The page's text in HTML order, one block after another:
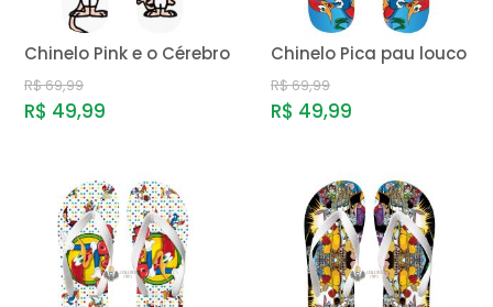
Chinelo Pink e o Cérebro
R$ 69,99
R$ 49,99
Chinelo Pica pau louco
R$ 69,99
R$ 49,99